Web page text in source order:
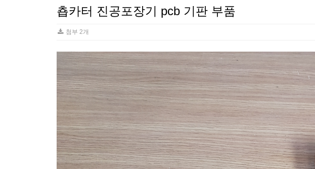
춉카터 진공포장기 pcb 기판 부품
첨부 2개